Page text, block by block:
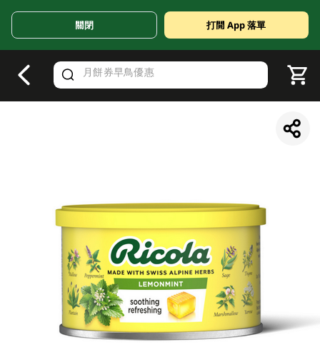
Valid Until 30 June 2026
關閉 打開 App 落單